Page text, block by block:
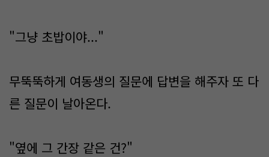
"그냥 초밥이야..."​
무뚝뚝하게 여동생의 질문에 답변을 해주자 또 다
른 질문이 날아온다.
"옆에 그 간장 같은 건?"